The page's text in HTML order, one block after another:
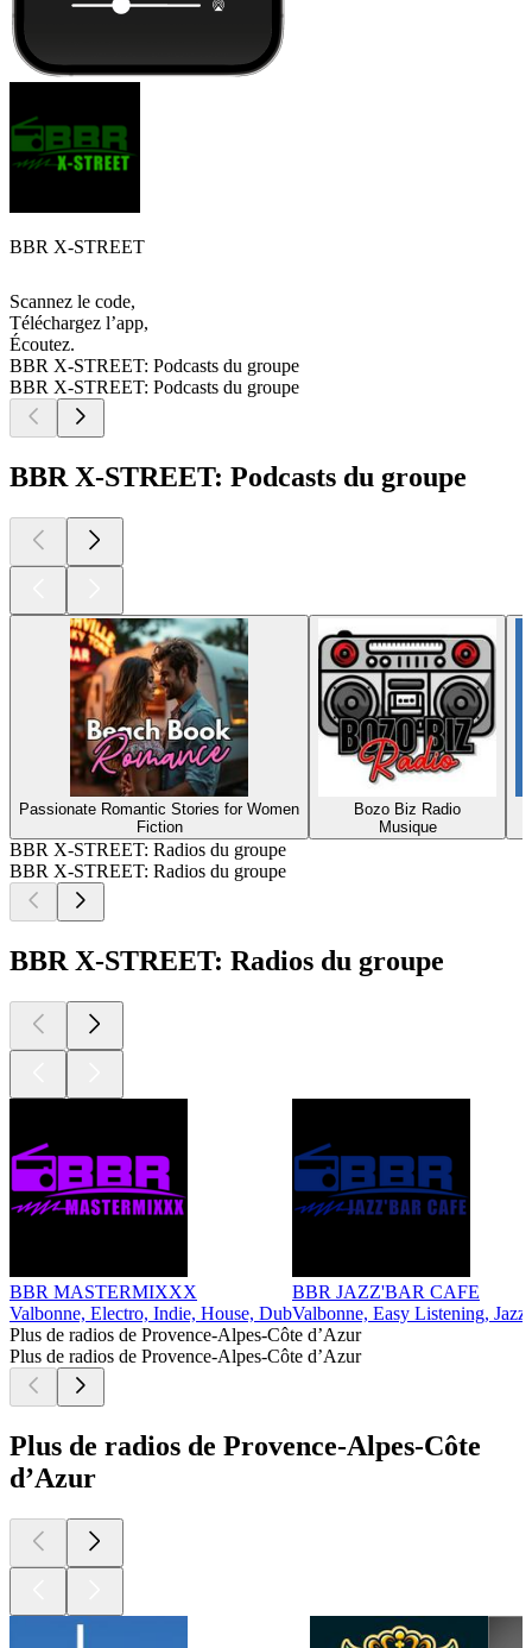
BBR X-STREET
Scannez le code,
Téléchargez l’app,
Écoutez.
BBR X-STREET: Podcasts du groupe
BBR X-STREET: Podcasts du groupe
BBR X-STREET: Podcasts du groupe
Passionate Romantic Stories for Women
Fiction
Bozo Biz Radio
Musique
BBR X-STREET: Radios du groupe
BBR X-STREET: Radios du groupe
BBR X-STREET: Radios du groupe
BBR MASTERMIXXX
Valbonne, Electro, Indie, House, Dub
BBR JAZZ'BAR CAFE
Valbonne, Easy Listening,
Plus de radios de Provence-Alpes-Côte d’Azur
Plus de radios de Provence-Alpes-Côte d’Azur
Plus de radios de Provence-Alpes-Côte
d’Azur